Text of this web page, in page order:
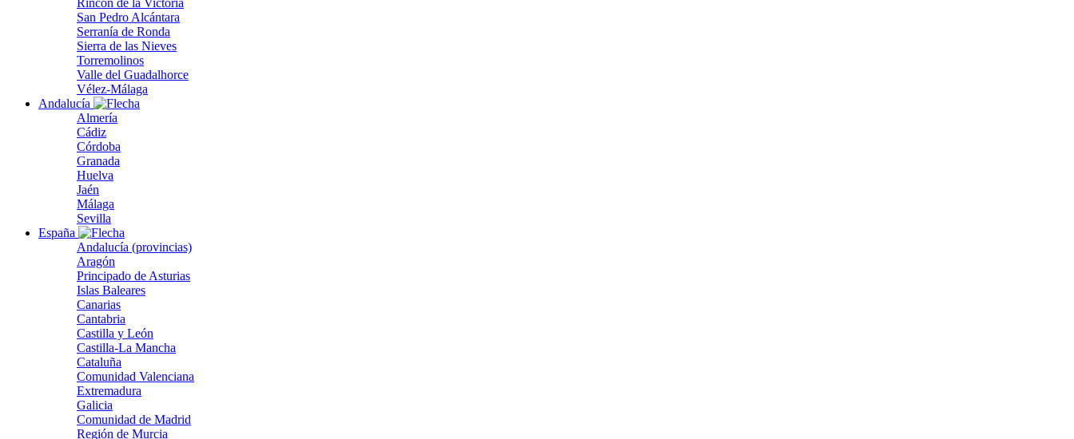
Rincón de la Victoria
San Pedro Alcántara
Serranía de Ronda
Sierra de las Nieves
Torremolinos
Valle del Guadalhorce
Vélez-Málaga
Andalucía
Almería
Cádiz
Córdoba
Granada
Huelva
Jaén
Málaga
Sevilla
España
Andalucía (provincias)
Aragón
Principado de Asturias
Islas Baleares
Canarias
Cantabria
Castilla y León
Castilla-La Mancha
Cataluña
Comunidad Valenciana
Extremadura
Galicia
Comunidad de Madrid
Región de Murcia